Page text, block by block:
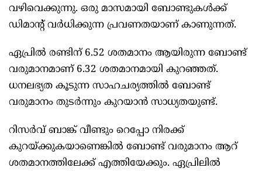
വഴിവെക്കുന്നു. ഒരു മാസമായി ബോണ്ടുകള്‍ക്ക്‌
ഡിമാന്റ്‌ വര്‍ധിക്കുന്ന പ്രവണതയാണ്‌ കാണുന്നത്‌.
ഏപ്രില്‍ രണ്ടിന്‌ 6.52 ശതമാനം ആയിരുന്ന ബോണ്ട്‌
വരുമാനമാണ്‌ 6.32 ശതമാനമായി കുറഞ്ഞത്‌.
ധനലഭ്യത കൂടുന്ന സാഹചര്യത്തില്‍ ബോണ്ട്‌
വരുമാനം തുടര്‍ന്നും കുറയാന്‍ സാധ്യതയുണ്ട്‌.
റിസര്‍വ്‌ ബാങ്ക്‌ വീണ്ടും റെപ്പോ നിരക്ക്‌
കുറയ്‌ക്കുകയാണെങ്കില്‍ ബോണ്ട്‌ വരുമാനം ആറ്‌
ശതമാനത്തിലേക്ക്‌ എത്തിയേക്കും. ഏപ്രിലില്‍